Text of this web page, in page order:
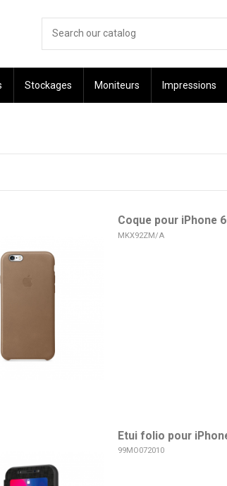
Stockages Moniteurs Impressions
Coque pour iPhone
MKX92ZM/A
Etui folio pour
99MO072010